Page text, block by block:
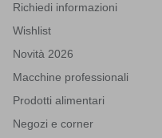
Richiedi informazioni
Wishlist
Novità 2026
Macchine professionali
Prodotti alimentari
Negozi e corner